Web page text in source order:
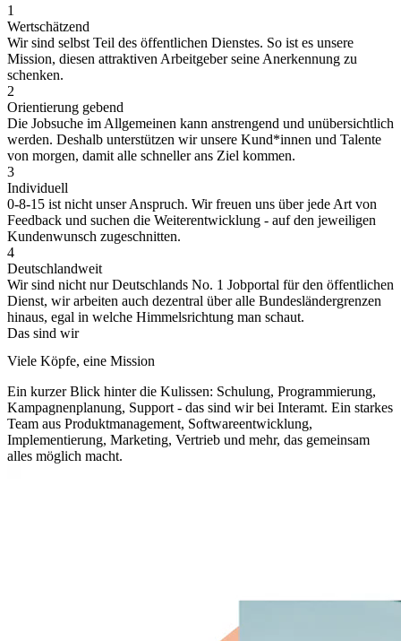
1
Wertschätzend
Wir sind selbst Teil des öffentlichen Dienstes. So ist es unsere
Mission, diesen attraktiven Arbeitgeber seine Anerkennung zu
schenken.
2
Orientierung gebend
Die Jobsuche im Allgemeinen kann anstrengend und unübersichtlich
werden. Deshalb unterstützen wir unsere Kund*innen und Talente
von morgen, damit alle schneller ans Ziel kommen.
3
Individuell
0-8-15 ist nicht unser Anspruch. Wir freuen uns über jede Art von
Feedback und suchen die Weiterentwicklung - auf den jeweiligen
Kundenwunsch zugeschnitten.
4
Deutschlandweit
Wir sind nicht nur Deutschlands No. 1 Jobportal für den öffentlichen
Dienst, wir arbeiten auch dezentral über alle Bundesländergrenzen
hinaus, egal in welche Himmelsrichtung man schaut.
Das sind wir
Viele Köpfe, eine Mission
Ein kurzer Blick hinter die Kulissen: Schulung, Programmierung,
Kampagnenplanung, Support - das sind wir bei Interamt. Ein starkes
Team aus Produktmanagement, Softwareentwicklung,
Implementierung, Marketing, Vertrieb und mehr, das gemeinsam
alles möglich macht.